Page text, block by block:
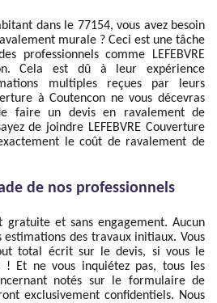
dans le 77154, vous avez besoin
murale ? Ceci est une tâche
professionnels comme LEFEBVRE
Cela est dû à leur expérience
multiples reçues par leurs
à Coutencon ne vous décevras
faire un devis en ravalement de
de joindre LEFEBVRE Couverture
le coût de ravalement de
de nos professionnels
gratuite et sans engagement. Aucun
des travaux initiaux. Vous
total écrit sur le devis, si vous le
! Et ne vous inquiétez pas, tous les
notés sur le formulaire de
exclusivement confidentiels. Nous